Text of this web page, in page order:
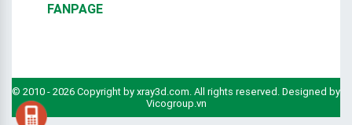
FANPAGE
© 2010 - 2026 Copyright by xray3d.com. All rights reserved. Designed by
Vicogroup.vn